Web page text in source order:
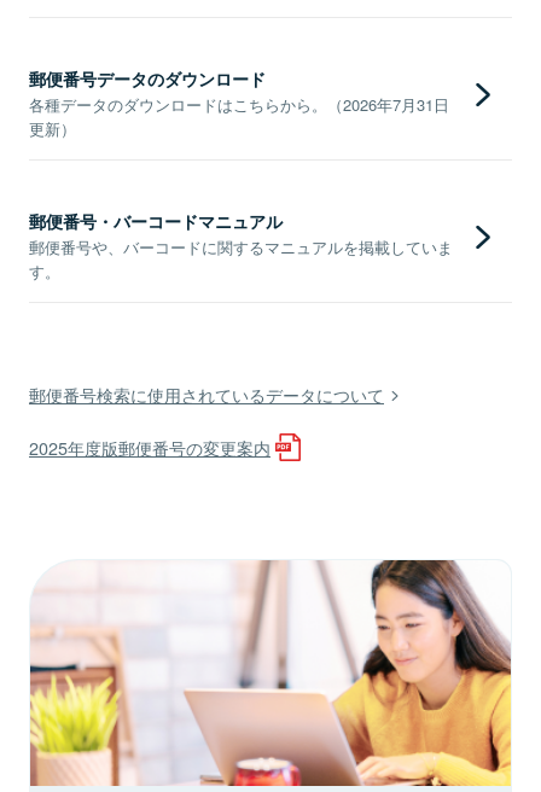
郵便番号データのダウンロード
各種データのダウンロードはこちらから。（2026年7月31日
更新）
郵便番号・バーコードマニュアル
郵便番号や、バーコードに関するマニュアルを掲載していま
す。
郵便番号検索に使用されているデータについて
2025年度版郵便番号の変更案内